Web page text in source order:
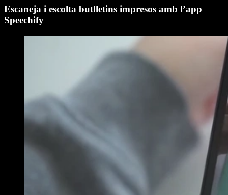
Escaneja i escolta butlletins impresos amb l’app
Speechify